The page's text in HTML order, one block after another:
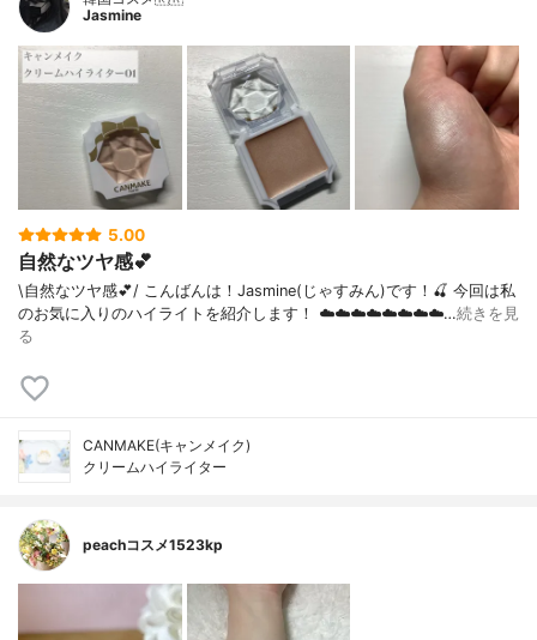
Jasmine
5.00
自然なツヤ感💕
\自然なツヤ感💕/ こんばんは！Jasmine(じゃすみん)です！🍒 今回は私
のお気に入りのハイライトを紹介します！ ☁️☁️☁️☁️☁️☁️☁️☁️…続きを見
る
CANMAKE(キャンメイク)
クリームハイライター
peachコスメ1523kp